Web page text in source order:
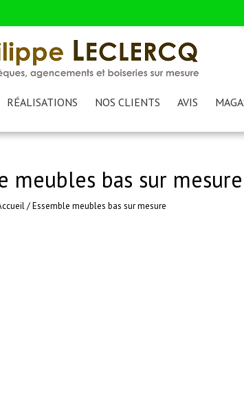
RÉALISATIONS NOS CLIENTS AVIS
meubles bas sur mesure
/Essemble meubles bas sur mesure